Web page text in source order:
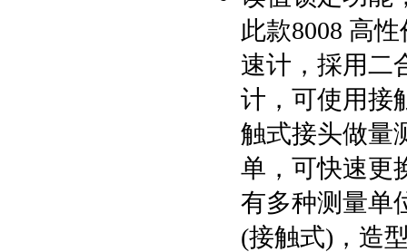
此款8008 高
速计，採用二
计，可使用接
触式接头做量
单，可快速更
有多种测量单
(接触式)，造